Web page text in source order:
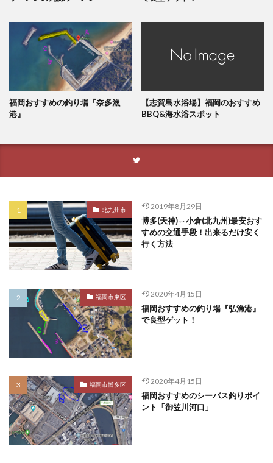
福岡おすすめの釣り場『奈多漁
港』
【志賀島水浴場】福岡のおすすめ
BBQ&海水浴スポット
北九州市 2019年8月29日
博多(天神)⇔小倉(北九州)最安おす
すめの交通手段！出来るだけ安く
行く方法
福岡市東区 2020年4月15日
福岡おすすめの釣り場『弘漁港』
で良型ゲット！
福岡市博多区 2020年4月15日
福岡おすすめのシーバス釣りポイ
ント「御笠川河口」